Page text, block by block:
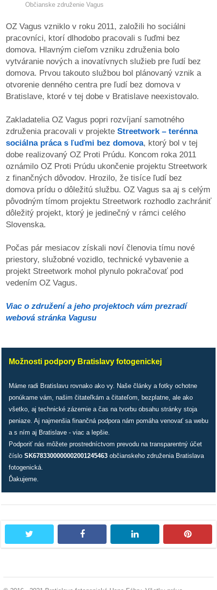
mestské
časti
kauzy
konania
konania
pripomienkové
konania
dobrá
prax
práca
petície
z
videá
knihy
výstavy
o
nás
podpora
podporte
nás
podporili
autorské
zázemie
Občianske združenie Vagus
OZ Vagus vzniklo v roku 2011, založili ho sociálni
pracovníci, ktorí dlhodobo pracovali s ľuďmi bez
domova. Hlavným cieľom vzniku združenia bolo
vytváranie nových a inovatívnych služieb pre ľudí bez
domova. Prvou takouto službou bol plánovaný vznik a
otvorenie denného centra pre ľudí bez domova v
Bratislave, ktoré v tej dobe v Bratislave neexistovalo.
Zakladatelia OZ Vagus popri rozvíjaní samotného
združenia pracovali v projekte Streetwork – terénna
sociálna práca s ľuďmi bez domova, ktorý bol v tej
dobe realizovaný OZ Proti Prúdu. Koncom roka 2011
oznámilo OZ Proti Prúdu ukončenie projektu Streetwork
z finančných dôvodov. Hrozilo, že tisíce ľudí bez
domova prídu o dôležitú službu. OZ Vagus sa aj s celým
pôvodným tímom projektu Streetwork rozhodlo zachrániť
dôležitý projekt, ktorý je jedinečný v rámci celého
Slovenska.
Počas pár mesiacov získali noví členovia tímu nové
priestory, služobné vozidlo, technické vybavenie a
projekt Streetwork mohol plynulo pokračovať pod
vedením OZ Vagus.
Viac o združení a jeho projektoch vám prezradí
webová stránka Vagusu
Možnosti podpory Bratislavy fotogenickej
Máme radi Bratislavu rovnako ako vy. Naše články a fotky ochotne
ponúkame vám, našim čitateľkám a čitateľom, bezplatne, ale ako
všetko, aj technické zázemie a čas na tvorbu obsahu stránky stoja
peniaze. Aj najmenšia finančná podpora nám pomáha venovať sa webu
a s ním aj Bratislave - viac a lepšie.
Podporiť nás môžete prostredníctvom prevodu na transparentný účet
číslo SK6783300000002001245463 občianskeho združenia Bratislava
fotogenická.
Ďakujeme.
facebook linkedin